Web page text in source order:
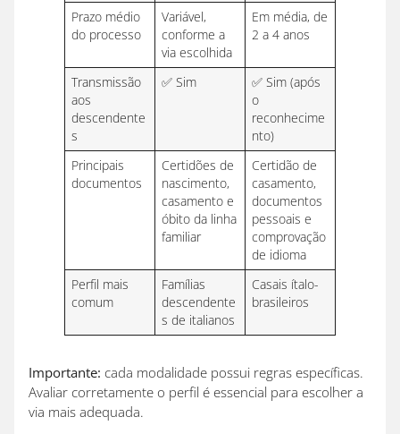
Prazo médio
do processo
Variável,
conforme a
via escolhida
Em média, de
2 a 4 anos
Transmissão
aos
descendente
s
✅ Sim
✅ Sim (após
o
reconhecime
nto)
Principais
documentos
Certidões de
nascimento,
casamento e
óbito da linha
familiar
Certidão de
casamento,
documentos
pessoais e
comprovação
de idioma
Perfil mais
comum
Famílias
descendente
s de italianos
Casais ítalo-
brasileiros
Importante: cada modalidade possui regras específicas.
Avaliar corretamente o perfil é essencial para escolher a
via mais adequada.